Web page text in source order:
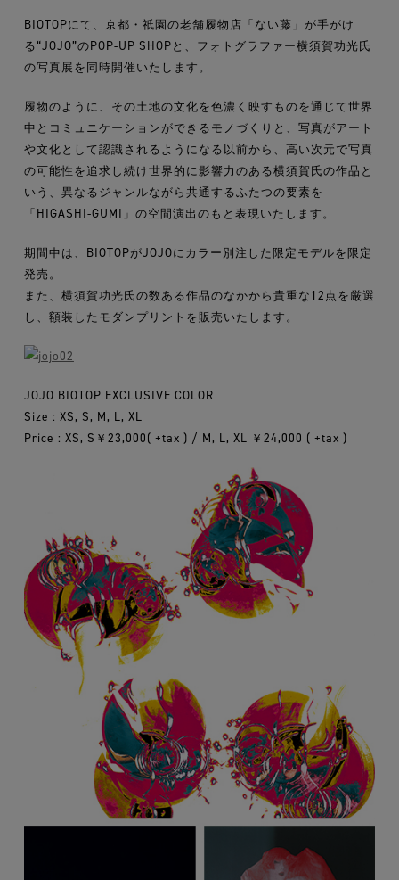
BIOTOPにて、京都・祇園の老舗履物店「ない藤」が手がけ
る“JOJO”のPOP-UP SHOPと、フォトグラファー横須賀功光氏
の写真展を同時開催いたします。
履物のように、その土地の文化を色濃く映すものを通じて世界
中とコミュニケーションができるモノづくりと、写真がアート
や文化として認識されるようになる以前から、高い次元で写真
の可能性を追求し続け世界的に影響力のある横須賀氏の作品と
いう、異なるジャンルながら共通するふたつの要素を
「HIGASHI-GUMI」の空間演出のもと表現いたします。
期間中は、BIOTOPがJOJOにカラー別注した限定モデルを限定
発売。
また、横須賀功光氏の数ある作品のなかから貴重な12点を厳選
し、額装したモダンプリントを販売いたします。
JOJO BIOTOP EXCLUSIVE COLOR
Size : XS, S, M, L, XL
Price : XS, S￥23,000( +tax ) / M, L, XL ￥24,000 ( +tax )